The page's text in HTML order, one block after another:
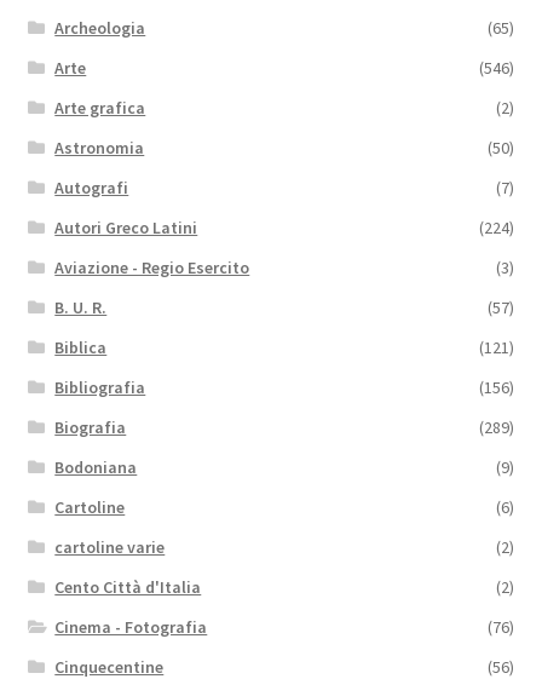
Archeologia
(65)
Arte
(546)
Arte grafica
(2)
Astronomia
(50)
Autografi
(7)
Autori Greco Latini
(224)
Aviazione - Regio Esercito
(3)
B. U. R.
(57)
Biblica
(121)
Bibliografia
(156)
Biografia
(289)
Bodoniana
(9)
Cartoline
(6)
cartoline varie
(2)
Cento Città d'Italia
(2)
Cinema - Fotografia
(76)
Cinquecentine
(56)